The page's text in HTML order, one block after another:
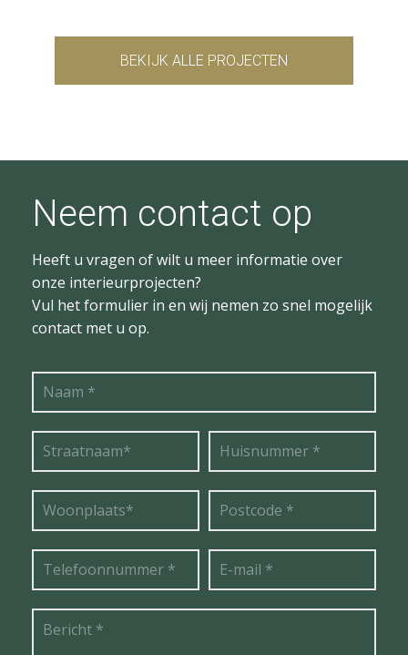
BEKIJK ALLE PROJECTEN
Neem contact op
Heeft u vragen of wilt u meer informatie over
onze interieurprojecten?
Vul het formulier in en wij nemen zo snel mogelijk
contact met u op.